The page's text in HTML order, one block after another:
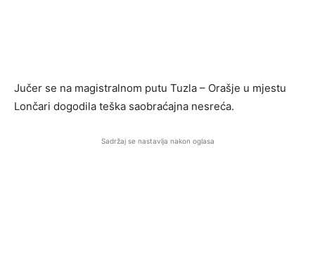
Jučer se na magistralnom putu Tuzla – Orašje u mjestu
Lončari dogodila teška saobraćajna nesreća.
Sadržaj se nastavlja nakon oglasa